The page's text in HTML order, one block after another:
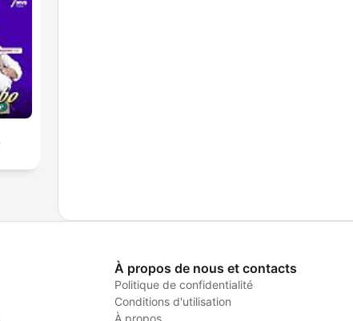
À propos de nous et contacts
Politique de confidentialité
Conditions d'utilisation
À propos